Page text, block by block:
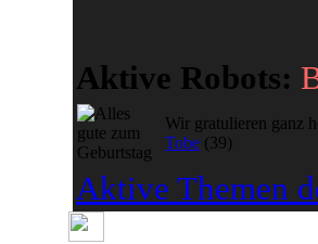
Aktive Robots:
Wir gratulieren ganz
Tobe (39)
Aktive Themen